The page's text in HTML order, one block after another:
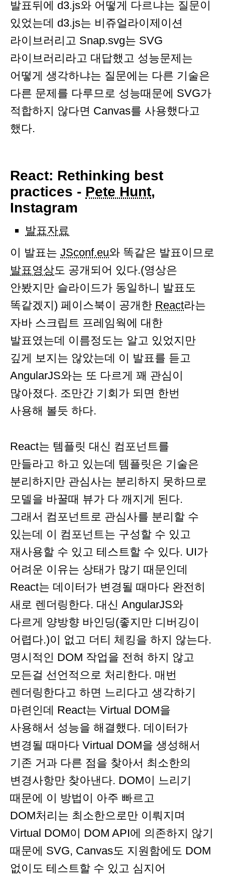
발표뒤에 d3.js와 어떻게 다르냐는 질문이
있었는데 d3.js는 비쥬얼라이제이션
라이브러리고 Snap.svg는 SVG
라이브러리라고 대답했고 성능문제는
어떻게 생각하냐는 질문에는 다른 기술은
다른 문제를 다루므로 성능때문에 SVG가
적합하지 않다면 Canvas를 사용했다고
했다.
React: Rethinking best
practices - Pete Hunt,
Instagram
발표자료
이 발표는 JSconf.eu와 똑같은 발표이므로
발표영상도 공개되어 있다.(영상은
안봤지만 슬라이드가 동일하니 발표도
똑같겠지) 페이스북이 공개한 React라는
자바 스크립트 프레임웍에 대한
발표였는데 이름정도는 알고 있었지만
깊게 보지는 않았는데 이 발표를 듣고
AngularJS와는 또 다르게 꽤 관심이
많아졌다. 조만간 기회가 되면 한번
사용해 볼듯 하다.
React는 템플릿 대신 컴포넌트를
만들라고 하고 있는데 템플릿은 기술은
분리하지만 관심사는 분리하지 못하므로
모델을 바꿀때 뷰가 다 깨지게 된다.
그래서 컴포넌트로 관심사를 분리할 수
있는데 이 컴포넌트는 구성할 수 있고
재사용할 수 있고 테스트할 수 있다. UI가
어려운 이유는 상태가 많기 때문인데
React는 데이터가 변경될 때마다 완전히
새로 렌더링한다. 대신 AngularJS와
다르게 양방향 바인딩(좋지만 디버깅이
어렵다.)이 없고 더티 체킹을 하지 않는다.
명시적인 DOM 작업을 전혀 하지 않고
모든걸 선언적으로 처리한다. 매번
렌더링한다고 하면 느리다고 생각하기
마련인데 React는 Virtual DOM을
사용해서 성능을 해결했다. 데이터가
변경될 때마다 Virtual DOM을 생성해서
기존 거과 다른 점을 찾아서 최소한의
변경사항만 찾아낸다. DOM이 느리기
때문에 이 방법이 아주 빠르고
DOM처리는 최소한으로만 이뤄지며
Virtual DOM이 DOM API에 의존하지 않기
때문에 SVG, Canvas도 지원함에도 DOM
없이도 테스트할 수 있고 심지어